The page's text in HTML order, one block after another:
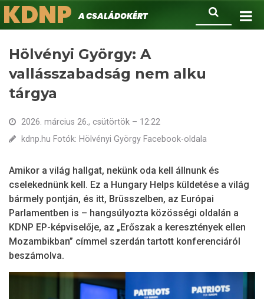
Ugrás
a
Keresés
KDNPA családokért.
Hölvényi György: A
vallásszabadság nem alku
tárgya
2026. március 26., csütörtök – 12:22
kdnp.hu Fotók: Hölvényi György Facebook-oldala
Amikor a világ hallgat, nekünk oda kell állnunk és
cselekednünk kell. Ez a Hungary Helps küldetése a világ
bármely pontján, és itt, Brüsszelben, az Európai
Parlamentben is – hangsúlyozta közösségi oldalán a
KDNP EP-képviselője, az „Erőszak a keresztények ellen
Mozambikban” címmel szerdán tartott konferenciáról
beszámolva.